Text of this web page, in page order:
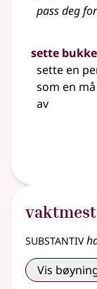
pass deg
sette
sette en
som en
av
substantiv
Vis